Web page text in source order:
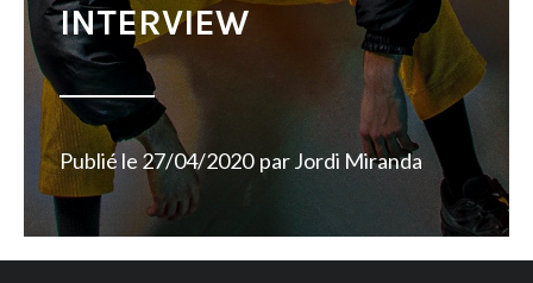
INTERVIEW
Publié le 27/04/2020 parJordi Miranda